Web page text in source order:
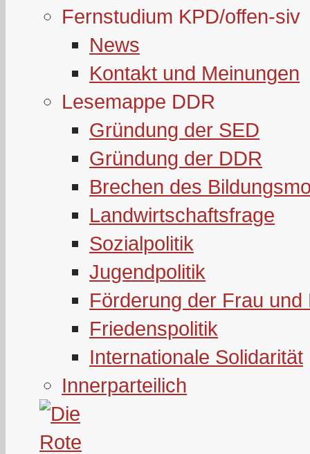
Fernstudium KPD/offen-siv
News
Kontakt und Meinungen
Lesemappe DDR
Gründung der SED
Gründung der DDR
Brechen des
Landwirtschaftsfrage
Sozialpolitik
Jugendpolitik
Förderung der Frau und
Friedenspolitik
Internationale Solidarität
Innerparteilich